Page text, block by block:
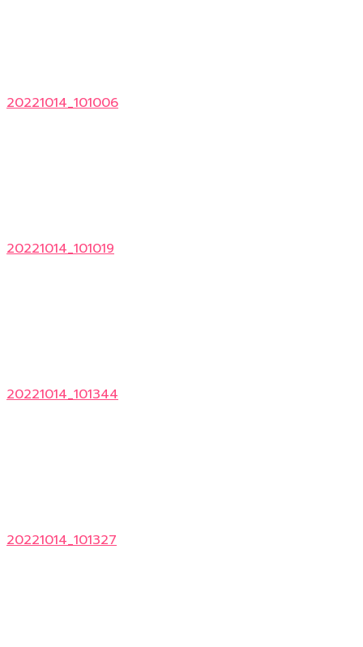
20221014_101006
20221014_101019
20221014_101344
20221014_101327